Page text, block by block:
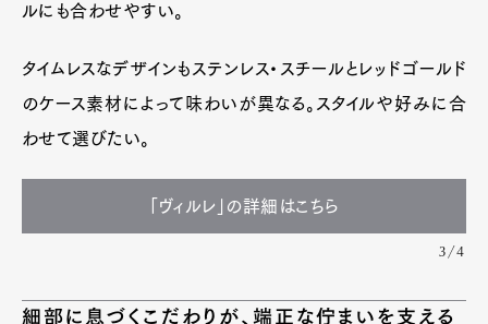
ルにも合わせやすい。
タイムレスなデザインもステンレス・スチールとレッドゴールド
のケース素材によって味わいが異なる。スタイルや好みに合
わせて選びたい。
「ヴィルレ」の詳細はこちら
3/4
細部に息づくこだわりが、端正な佇まいを支える